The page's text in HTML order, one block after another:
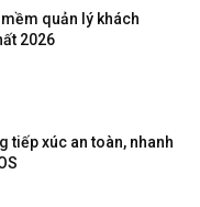
quản lý khách
2026
tiếp xúc an toàn, nhanh